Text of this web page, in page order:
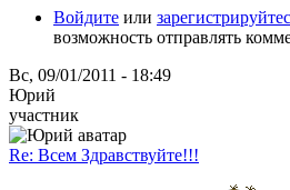
Войдите или
возможность отправлять
Вс, 09/01/2011 - 18:49
Юрий
участник
Re: Всем Здравствуйте!!!